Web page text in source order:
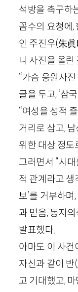
석방을 촉구하
꼼수의 요청에,
인 주진우(朱
니 사진을 올린
“가슴 응원사
글을 두고, ‘삼
“여성을 성적
거리로 삼고,
위한 대상 정도
그러면서 “시
적 관계라고 생
보’를 거부하
과 믿음, 동지
발표했다.
아마도 이 사건
자신과 같이 반(
고 기대했고,